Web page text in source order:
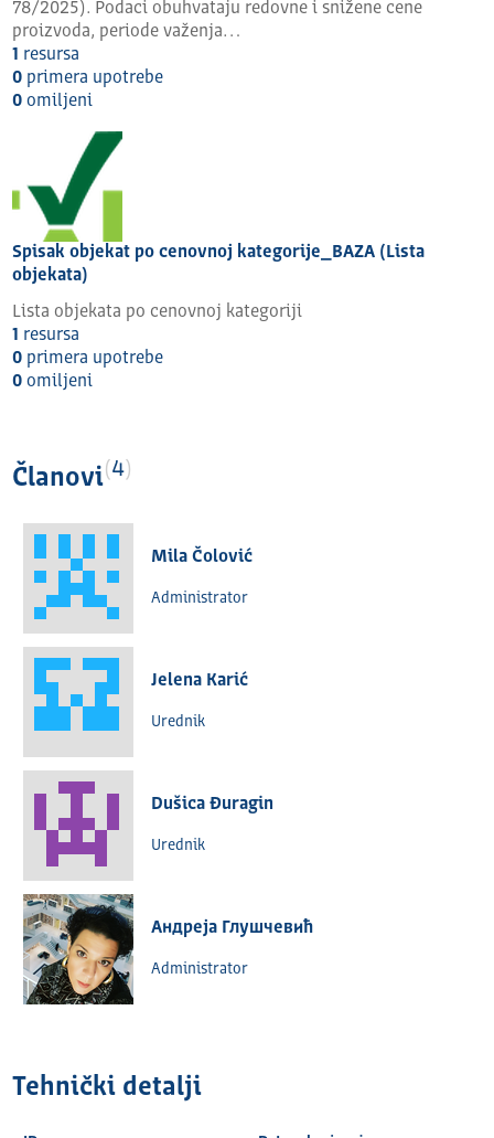
78/2025). Podaci obuhvataju redovne i snižene cene
proizvoda, periode važenja…
1 resursa
0 primera upotrebe
0 omilјeni
Spisak objekat po cenovnoj kategorije_BAZA (Lista
objekata)
Lista objekata po cenovnoj kategoriji
1 resursa
0 primera upotrebe
0 omilјeni
Članovi 4
Mila Čolović
Administrator
Jelena Karić
Urednik
Dušica Đuragin
Urednik
Андреја Глушчевић
Administrator
Tehnički detalјi